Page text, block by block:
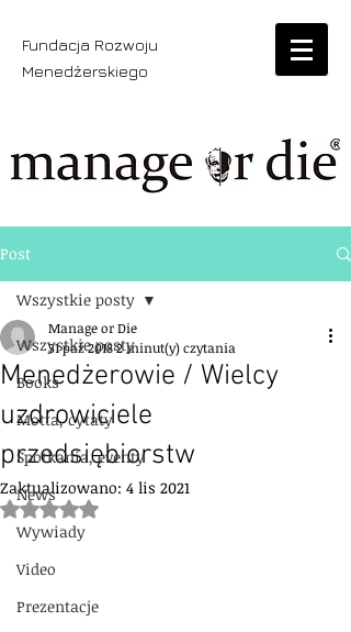
Fundacja Rozwoju
Menedżerskiego
Post
Wszystkie posty
Books
Motta, cytaty
Spotkania, eventy
News
Wywiady
Video
Prezentacje
Wszystkie posty
Menedżerowie / Wielcy
uzdrowiciele
przedsiębiorstw
Manage or Die
31 paź 20182 minut(y) czytania
Zaktualizowano: 4 lis 2021
Oceniono na NaN z 5 gwiazdek.